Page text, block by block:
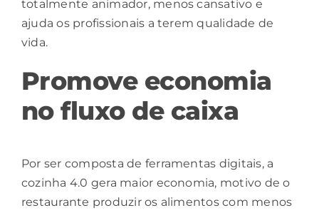
totalmente animador, menoscansativo e
ajuda os profissionais a terem qualidade de
vida.
Promove economia
no fluxo de caixa
Por ser composta de ferramentas digitais, a
cozinha 4.0 gera maior economia, motivo de o
restaurante produzir os alimentos com menos